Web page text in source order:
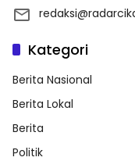
Kategori
Berita Nasional
Berita Lokal
Berita
Politik